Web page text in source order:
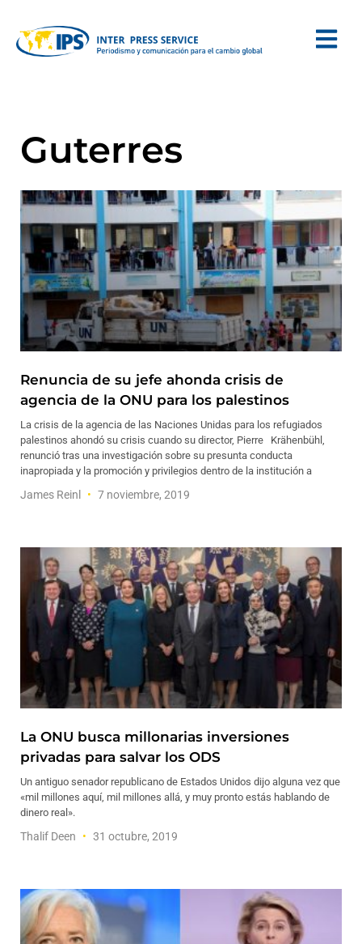
Guterres
Renuncia de su jefe ahonda crisis de
agencia de la ONU para los palestinos
La crisis de la agencia de las Naciones Unidas para los refugiados
palestinos ahondó su crisis cuando su director, Pierre Krähenbühl,
renunció tras una investigación sobre su presunta conducta
inapropiada y la promoción y privilegios dentro de la institución a
James Reinl 7 noviembre, 2019
La ONU busca millonarias inversiones
privadas para salvar los ODS
Un antiguo senador republicano de Estados Unidos dijo alguna vez que
«mil millones aquí, mil millones allá, y muy pronto estás hablando de
dinero real».
Thalif Deen 31 octubre, 2019